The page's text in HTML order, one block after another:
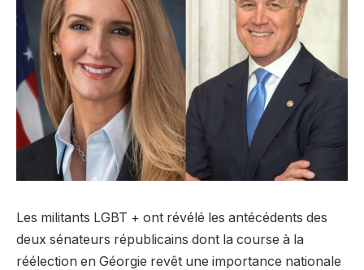
Les militants LGBT + ont révélé les antécédents des
deux sénateurs républicains dont la course à la
réélection en Géorgie revêt une importance nationale